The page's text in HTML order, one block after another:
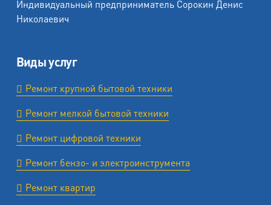
Индивидуальный предприниматель Сорокин Денис
Николаевич
Виды услуг
Ремонт крупной бытовой техники
Ремонт мелкой бытовой техники
Ремонт цифровой техники
Ремонт бензо- и электроинструмента
Ремонт квартир